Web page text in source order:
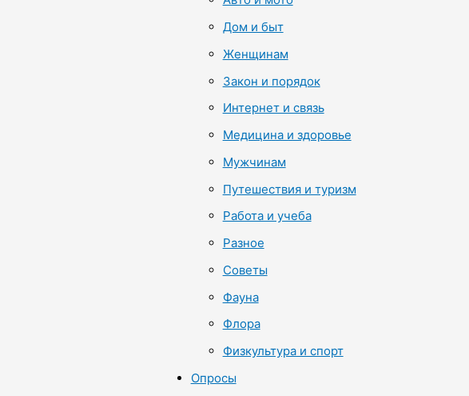
Дом и быт
Женщинам
Закон и порядок
Интернет и связь
Медицина и здоровье
Мужчинам
Путешествия и туризм
Работа и учеба
Разное
Советы
Фауна
Флора
Физкультура и спорт
Опросы